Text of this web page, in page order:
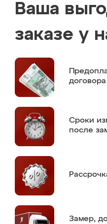
Ваша
заказе у
договора
Сроки
после
Замер,